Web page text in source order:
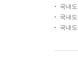
국내도
국내도
국내도